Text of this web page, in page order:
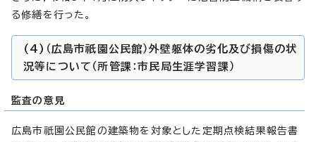
る修繕を行った。
(4)（広島市祇園公民館）外壁躯体の劣化及び損傷の状
況等について（所管課：市民局生涯学習課）
監査の意見
広島市祇園公民館の建築物を対象とした定期点検結果報告書